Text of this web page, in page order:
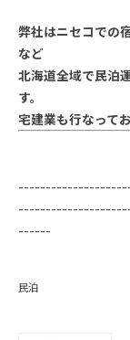
弊社はニセコでの
など
北海道全域で民泊
す。
宅建業も行なって
------
民泊